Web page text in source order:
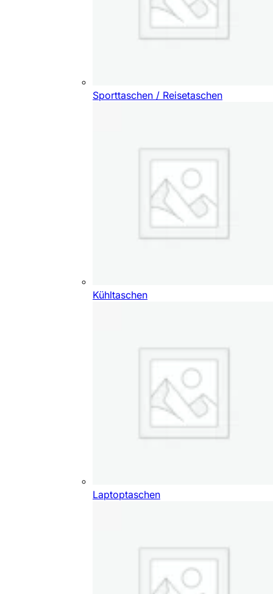
Sporttaschen / Reisetaschen
Kühltaschen
Laptoptaschen